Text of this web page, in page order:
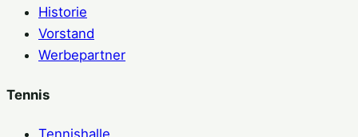
Historie
Vorstand
Werbepartner
Tennis
Tennishalle